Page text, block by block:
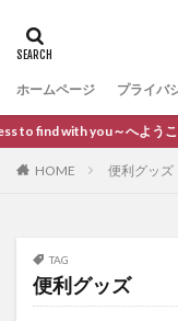
ホームページ プライバ
with you～へようこそ！
HOME 便利グッズ
TAG
便利グッズ